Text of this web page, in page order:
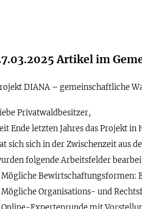
Artikel im
DIANA – gemeinschaftliche
Privatwaldbesitzer,
Ende letzten Jahres das Projekt
sich sich in der Zwischenzeit aus
folgende Arbeitsfelder
Bewirtschaftungsformen:
Organisations- und